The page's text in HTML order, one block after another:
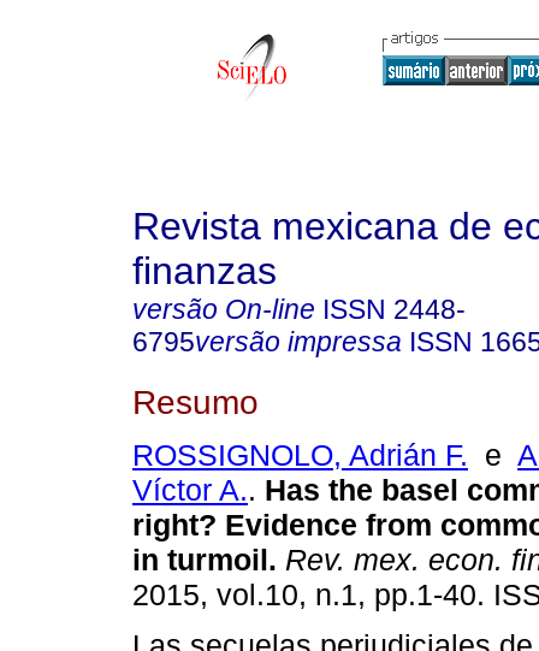
Revista mexicana de
finanzas
versão On-line ISSN 2448-
6795versão impressa ISSN
Resumo
ROSSIGNOLO, Adrián F. e
Víctor A.. Has the basel
right? Evidence from
in turmoil. Rev. mex. econ.
2015, vol.10, n.1, pp.1-40.